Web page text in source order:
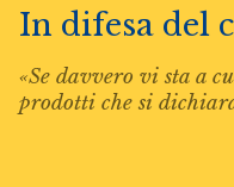
In difesa del
«Se davvero vi sta a
prodotti che si